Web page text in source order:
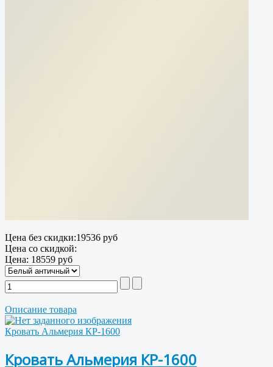
Цена без скидки:19536 руб
Цена со скидкой:
Цена: 18559 руб
Описание товара
Кровать Альмерия КР-1600
Кровать Альмерия КР-1600